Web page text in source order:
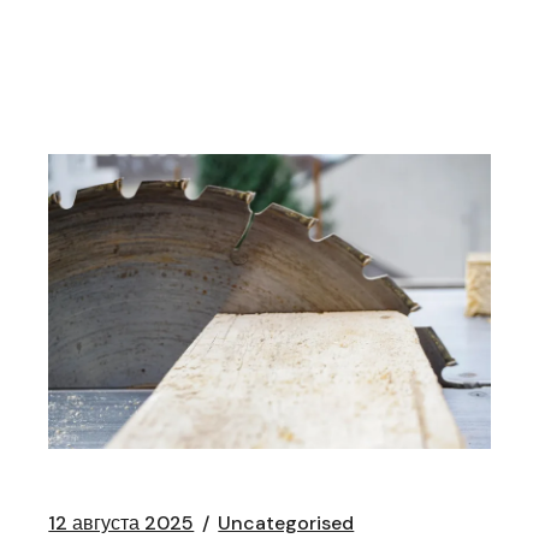
12 августа 2025 Uncategorised